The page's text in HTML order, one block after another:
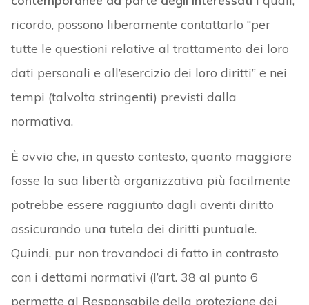
ricordo, possono liberamente contattarlo “per
tutte le questioni relative al trattamento dei loro
dati personali e all’esercizio dei loro diritti” e nei
tempi (talvolta stringenti) previsti dalla
normativa.
È ovvio che, in questo contesto, quanto maggiore
fosse la sua libertà organizzativa più facilmente
potrebbe essere raggiunto dagli aventi diritto
assicurando una tutela dei diritti puntuale.
Quindi, pur non trovandoci di fatto in contrasto
con i dettami normativi (l’art. 38 al punto 6
permette al Responsabile della protezione dei